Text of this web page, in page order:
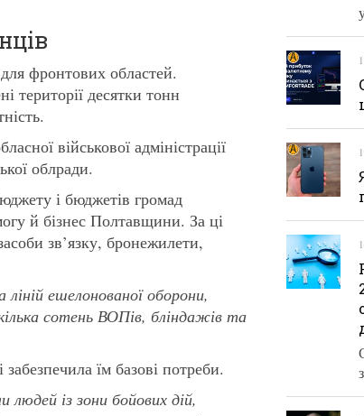
фронтових областей.
території десятки тонн
військової адміністрації
облради.
і бюджетів громад
й бізнес Полтавщини. За ці
зв’язку, бронежилети,
ешелонованої оборони,
сотень ВОПів, бліндажів та
їм базові потреби.
із зони бойових дій,